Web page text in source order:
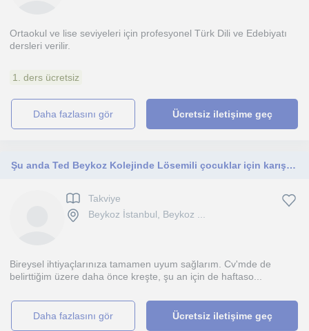
Ortaokul ve lise seviyeleri için profesyonel Türk Dili ve Edebiyatı
dersleri verilir.
1. ders ücretsiz
daha fazlasını gör Ücretsiz iletişime geç
Şu anda Ted Beykoz Kolejinde Lösemili çocuklar için karışık olarak ders vermekteyim. Sınıf farketmeksizin ödev yardımı yapabilirim
Takviye
Beykoz İstanbul, Beykoz ...
Bireysel ihtiyaçlarınıza tamamen uyum sağlarım. Cv'mde de
belirttiğim üzere daha önce kreşte, şu an için de haftaso...
daha fazlasını gör Ücretsiz iletişime geç